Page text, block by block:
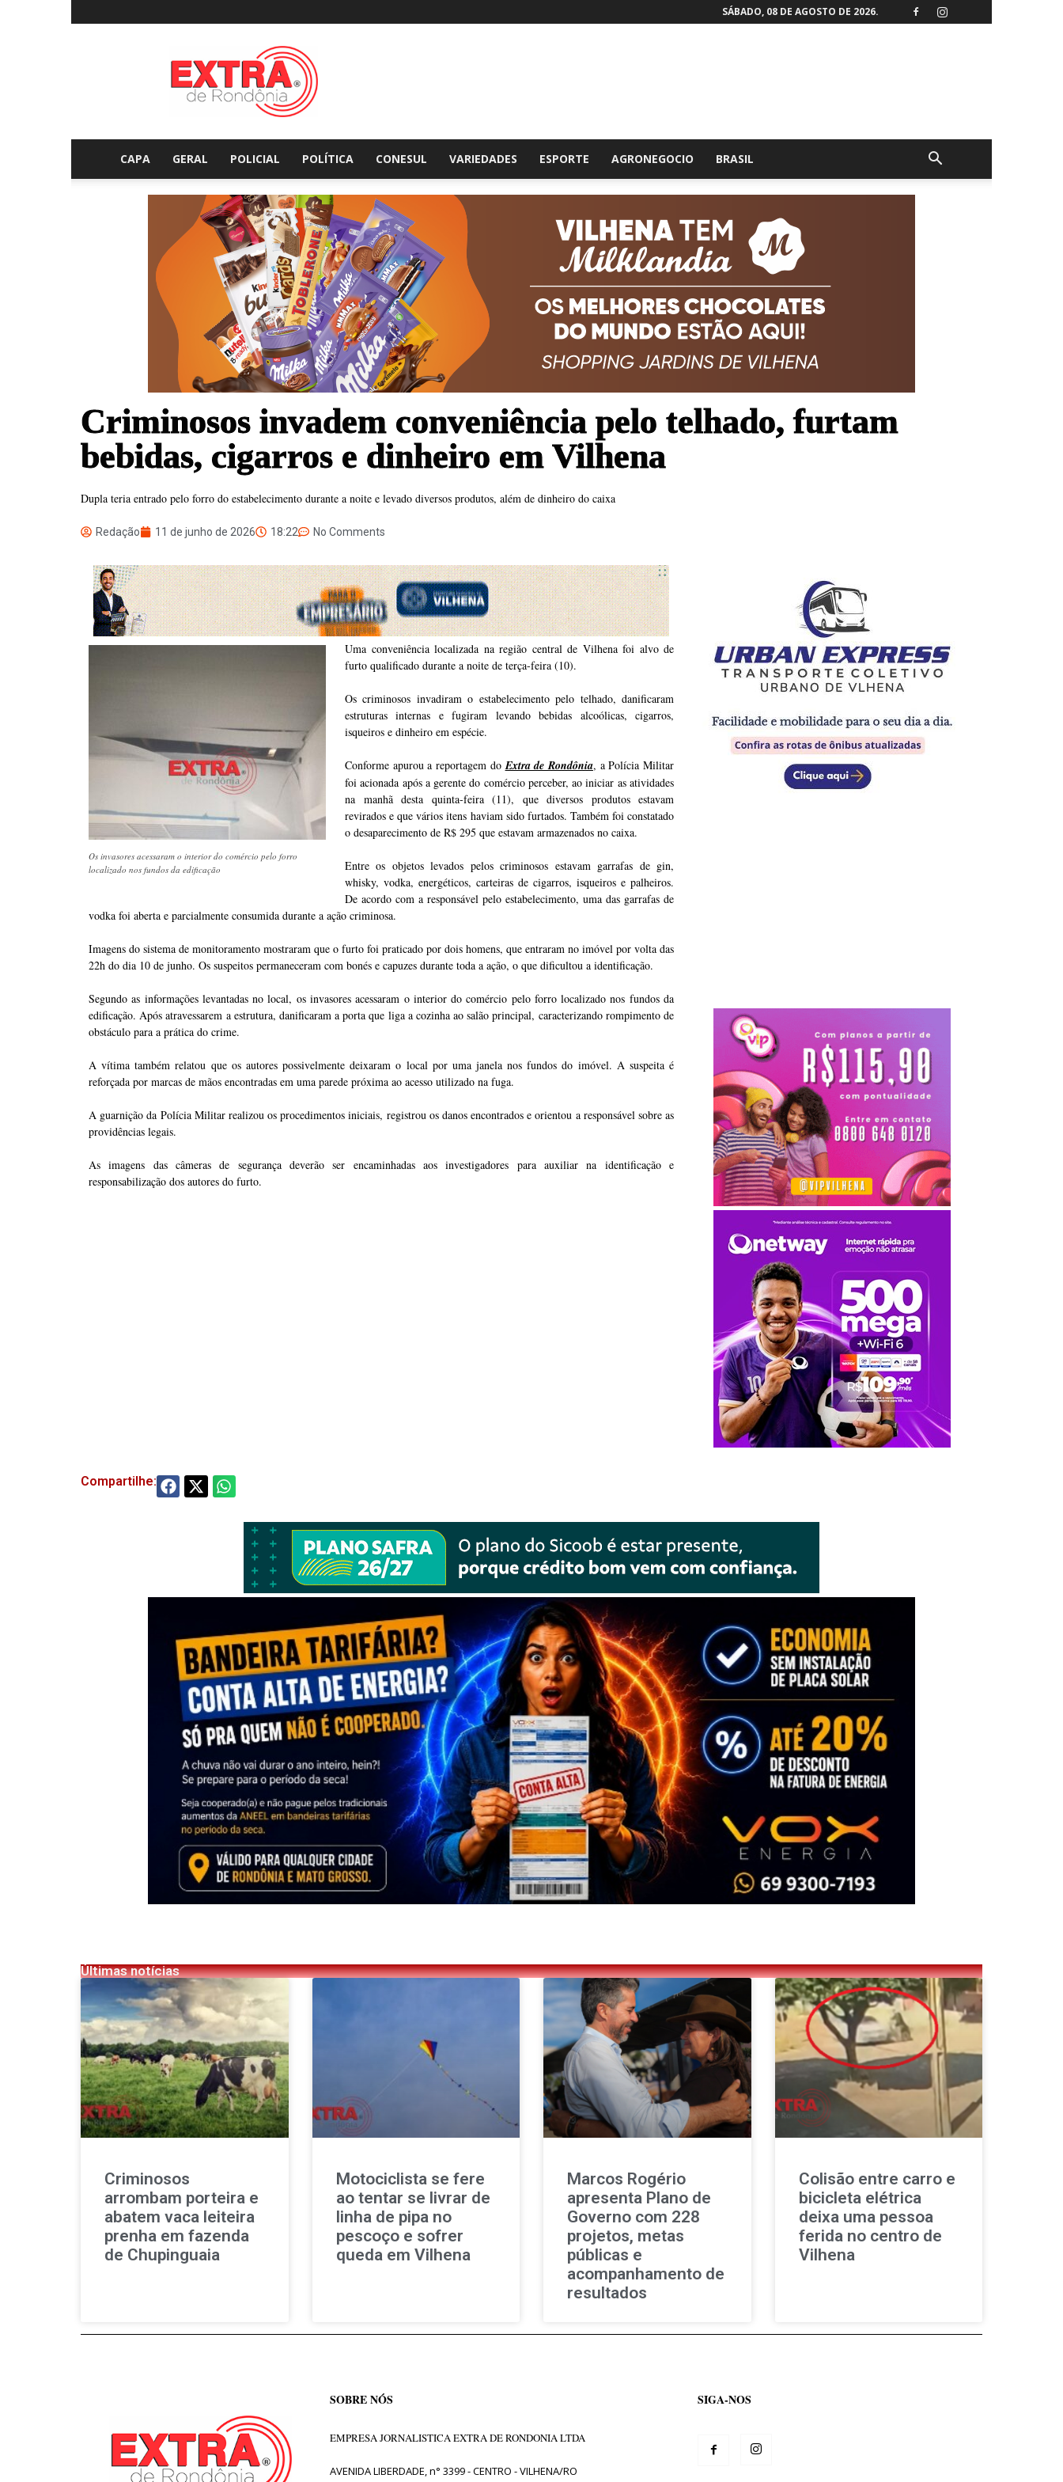
SÁBADO, 08 DE AGOSTO DE 2026.
Extraderondonia.com.br
CAPA GERAL POLICIAL POLÍTICA CONESUL VARIEDADES ESPORTE AGRONEGOCIO BRASIL
Criminosos invadem conveniência pelo telhado, furtam
bebidas, cigarros e dinheiro em Vilhena
Dupla teria entrado pelo forro do estabelecimento durante a noite e levado diversos produtos, além de dinheiro do caixa
Redação 11 de junho de 2026 18:22 No Comments
Os invasores acessaram o interior do comércio pelo forro
localizado nos fundos da edificação
Uma conveniência localizada na região central de Vilhena foi alvo de
furto qualificado durante a noite de terça-feira (10).
Os criminosos invadiram o estabelecimento pelo telhado, danificaram
estruturas internas e fugiram levando bebidas alcoólicas, cigarros,
isqueiros e dinheiro em espécie.
Conforme apurou a reportagem doExtra de Rondônia, a Polícia Militar
foi acionada após a gerente do comércio perceber, ao iniciar as atividades
na manhã desta quinta-feira (11), que diversos produtos estavam
revirados e que vários itens haviam sido furtados. Também foi constatado
o desaparecimento de R$ 295 que estavam armazenados no caixa.
Entre os objetos levados pelos criminosos estavam garrafas de gin,
whisky, vodka, energéticos, carteiras de cigarros, isqueiros e palheiros.
De acordo com a responsável pelo estabelecimento, uma das garrafas de
vodka foi aberta e parcialmente consumida durante a ação criminosa.
Imagens do sistema de monitoramento mostraram que o furto foi praticado por dois homens, que entraram no imóvel por volta das
22h do dia 10 de junho. Os suspeitos permaneceram com bonés e capuzes durante toda a ação, o que dificultou a identificação.
Segundo as informações levantadas no local, os invasores acessaram o interior do comércio pelo forro localizado nos fundos da
edificação. Após atravessarem a estrutura, danificaram a porta que liga a cozinha ao salão principal, caracterizando rompimento de
obstáculo para a prática do crime.
A vítima também relatou que os autores possivelmente deixaram o local por uma janela nos fundos do imóvel. A suspeita é
reforçada por marcas de mãos encontradas em uma parede próxima ao acesso utilizado na fuga.
A guarnição da Polícia Militar realizou os procedimentos iniciais, registrou os danos encontrados e orientou a responsável sobre as
providências legais.
As imagens das câmeras de segurança deverão ser encaminhadas aos investigadores para auxiliar na identificação e
responsabilização dos autores do furto.
Compartilhe:
Últimas notícias
Criminosos
arrombam porteira e
abatem vaca leiteira
prenha em fazenda
de Chupinguaia
Motociclista se fere
ao tentar se livrar de
linha de pipa no
pescoço e sofrer
queda em Vilhena
Marcos Rogério
apresenta Plano de
Governo com 228
projetos, metas
públicas e
acompanhamento de
resultados
Colisão entre carro e
bicicleta elétrica
deixa uma pessoa
ferida no centro de
Vilhena
SOBRE NÓS
EMPRESA JORNALISTICA EXTRA DE RONDONIA LTDA
AVENIDA LIBERDADE, n° 3399 - CENTRO - VILHENA/RO
SIGA-NOS